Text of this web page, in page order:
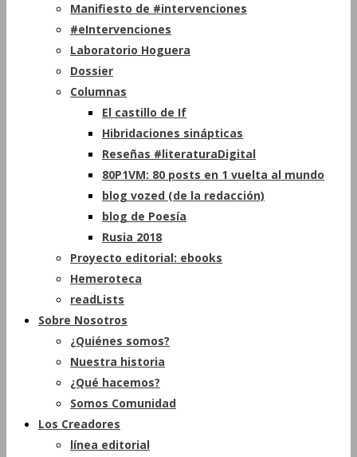
Manifiesto de #intervenciones
#eIntervenciones
Laboratorio Hoguera
Dossier
Columnas
El castillo de If
Hibridaciones sinápticas
Reseñas #literaturaDigital
80P1VM: 80 posts en 1 vuelta al mundo
blog vozed (de la redacción)
blog de Poesía
Rusia 2018
Proyecto editorial: ebooks
Hemeroteca
readLists
Sobre Nosotros
¿Quiénes somos?
Nuestra historia
¿Qué hacemos?
Somos Comunidad
Los Creadores
línea editorial